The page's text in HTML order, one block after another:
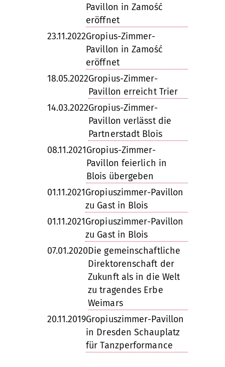
Pavillon in Zamość
eröffnet
23.11.2022Gropius-Zimmer-
Pavillon in Zamość
eröffnet
18.05.2022Gropius-Zimmer-
Pavillon erreicht Trier
14.03.2022Gropius-Zimmer-
Pavillon verlässt die
Partnerstadt Blois
08.11.2021Gropius-Zimmer-
Pavillon feierlich in
Blois übergeben
01.11.2021Gropiuszimmer-Pavillon
zu Gast in Blois
01.11.2021Gropiuszimmer-Pavillon
zu Gast in Blois
07.01.2020Die gemeinschaftliche
Direktorenschaft der
Zukunft als in die Welt
zu tragendes Erbe
Weimars
20.11.2019Gropiuszimmer-Pavillon
in Dresden Schauplatz
für Tanzperformance